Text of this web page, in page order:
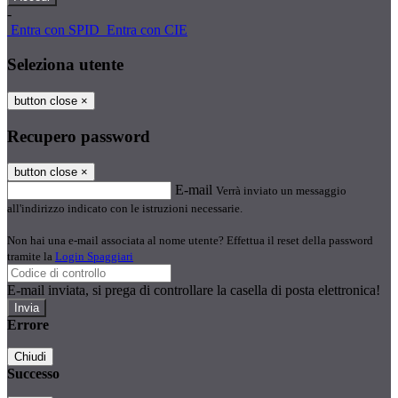
-
Entra con SPID Entra con CIE
Seleziona utente
button close ×
Recupero password
button close ×
E-mail Verrà inviato un messaggio
all'indirizzo indicato con le istruzioni necessarie.
Non hai una e-mail associata al nome utente? Effettua il reset della password
tramite la Login Spaggiari
E-mail inviata, si prega di controllare la casella di posta elettronica!
Errore
Chiudi
Successo